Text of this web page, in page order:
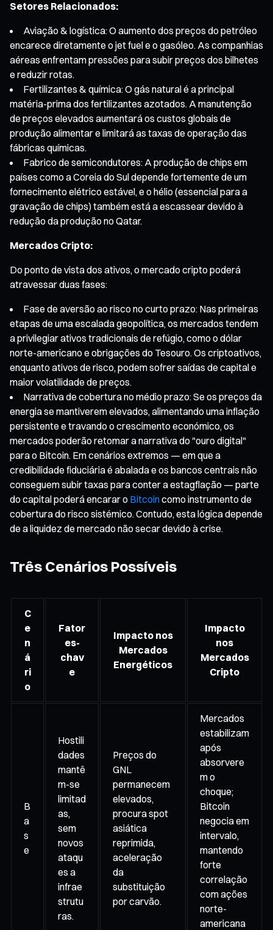
Setores Relacionados:
Aviação & logística: O aumento dos preços do petróleo
encarece diretamente o jet fuel e o gasóleo. As companhias
aéreas enfrentam pressões para subir preços dos bilhetes
e reduzir rotas.
Fertilizantes & química: O gás natural é a principal
matéria-prima dos fertilizantes azotados. A manutenção
de preços elevados aumentará os custos globais de
produção alimentar e limitará as taxas de operação das
fábricas químicas.
Fabrico de semicondutores: A produção de chips em
países como a Coreia do Sul depende fortemente de um
fornecimento elétrico estável, e o hélio (essencial para a
gravação de chips) também está a escassear devido à
redução da produção no Qatar.
Mercados Cripto:
Do ponto de vista dos ativos, o mercado cripto poderá
atravessar duas fases:
Fase de aversão ao risco no curto prazo: Nas primeiras
etapas de uma escalada geopolítica, os mercados tendem
a privilegiar ativos tradicionais de refúgio, como o dólar
norte-americano e obrigações do Tesouro. Os criptoativos,
enquanto ativos de risco, podem sofrer saídas de capital e
maior volatilidade de preços.
Narrativa de cobertura no médio prazo: Se os preços da
energia se mantiverem elevados, alimentando uma inflação
persistente e travando o crescimento económico, os
mercados poderão retomar a narrativa do "ouro digital"
para o Bitcoin. Em cenários extremos — em que a
credibilidade fiduciária é abalada e os bancos centrais não
conseguem subir taxas para conter a estagflação — parte
do capital poderá encarar o Bitcoincomo instrumento de
cobertura do risco sistémico. Contudo, esta lógica depende
de a liquidez de mercado não secar devido à crise.
Três Cenários Possíveis
C
e
n
á
ri
o
Fator
es-
chav
e
Impacto nos
Mercados
Energéticos
Impacto
nos
Mercados
Cripto
B
a
s
e
Hostili
dades
mantê
m-se
limitad
as,
sem
novos
ataqu
es a
infrae
strutu
ras.
Preços do
GNL
permanecem
elevados,
procura spot
asiática
reprimida,
aceleração
da
substituição
por carvão.
Mercados
estabilizam
após
absorvere
m o
choque;
Bitcoin
negocia em
intervalo,
mantendo
forte
correlação
com ações
norte-
americana